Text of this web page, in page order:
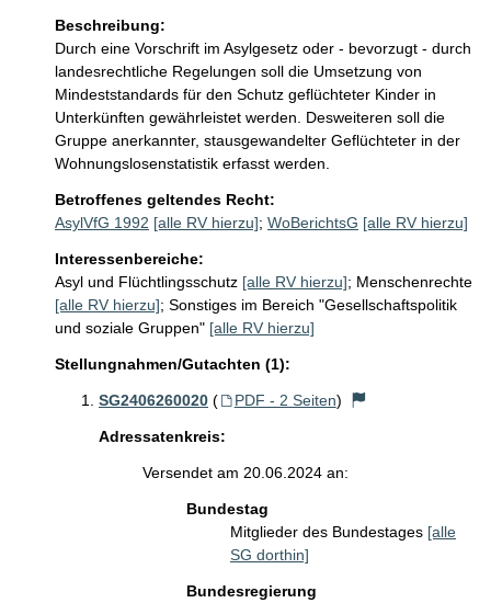
Beschreibung:
Durch eine Vorschrift im Asylgesetz oder - bevorzugt - durch
landesrechtliche Regelungen soll die Umsetzung von
Mindeststandards für den Schutz geflüchteter Kinder in
Unterkünften gewährleistet werden. Desweiteren soll die
Gruppe anerkannter, stausgewandelter Geflüchteter in der
Wohnungslosenstatistik erfasst werden.
Betroffenes geltendes Recht:
AsylVfG 1992 [alle RV hierzu]; WoBerichtsG [alle RV hierzu]
Interessenbereiche:
Asyl und Flüchtlingsschutz [alle RV hierzu]; Menschenrechte
[alle RV hierzu]; Sonstiges im Bereich "Gesellschaftspolitik
und soziale Gruppen" [alle RV hierzu]
Stellungnahmen/Gutachten (1):
SG2406260020 ( PDF - 2 Seiten)
Adressatenkreis:
Versendet am 20.06.2024 an:
Bundestag
Mitglieder des Bundestages [alle
SG dorthin]
Bundesregierung